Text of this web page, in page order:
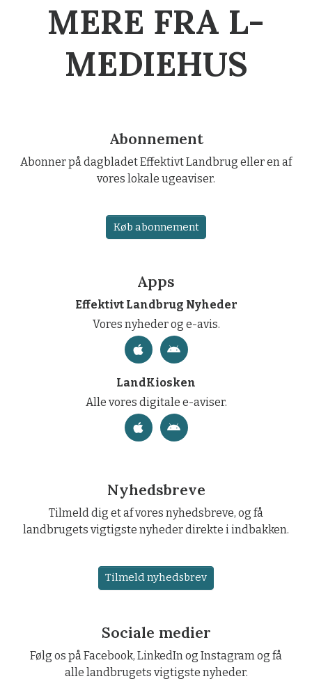
MERE FRA L-
MEDIEHUS
Abonnement
Abonner på dagbladet Effektivt Landbrug eller en af
vores lokale ugeaviser.
Køb abonnement
Apps
Effektivt Landbrug Nyheder
Vores nyheder og e-avis.
LandKiosken
Alle vores digitale e-aviser.
Nyhedsbreve
Tilmeld dig et af vores nyhedsbreve, og få
landbrugets vigtigste nyheder direkte i indbakken.
Tilmeld nyhedsbrev
Sociale medier
Følg os på Facebook, LinkedIn og Instagram og få
alle landbrugets vigtigste nyheder.